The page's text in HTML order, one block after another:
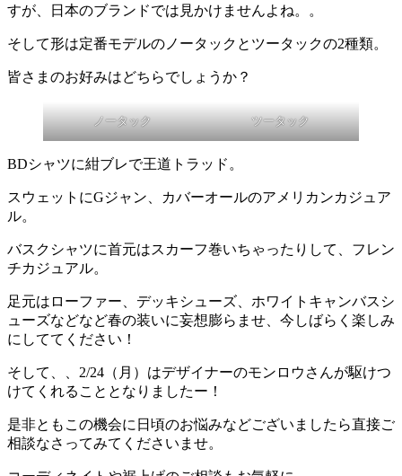
すが、日本のブランドでは見かけませんよね。。
そして形は定番モデルのノータックとツータックの2種類。
皆さまのお好みはどちらでしょうか？
ノータック ツータック
BDシャツに紺ブレで王道トラッド。
スウェットにGジャン、カバーオールのアメリカンカジュア
ル。
バスクシャツに首元はスカーフ巻いちゃったりして、フレン
チカジュアル。
足元はローファー、デッキシューズ、ホワイトキャンバスシ
ューズなどなど春の装いに妄想膨らませ、今しばらく楽しみ
にしててください！
そして、、2/24（月）はデザイナーのモンロウさんが駆けつ
けてくれることとなりましたー！
是非ともこの機会に日頃のお悩みなどございましたら直接ご
相談なさってみてくださいませ。